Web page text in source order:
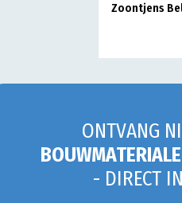
Zoontjens
ONTVANG
- DIRECT